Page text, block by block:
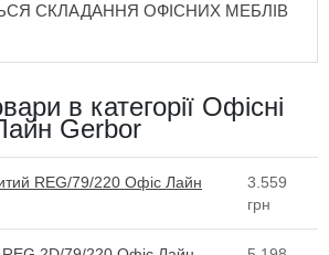
СКЛАДАННЯ ОФІСНИХ МЕБЛІВ
в категорії Офісні
Gerbor
REG/79/220 Офіс Лайн
3.559
грн